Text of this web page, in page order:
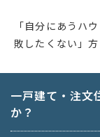
「自分にあうハ
敗したくない」
一戸建て・注文
か？